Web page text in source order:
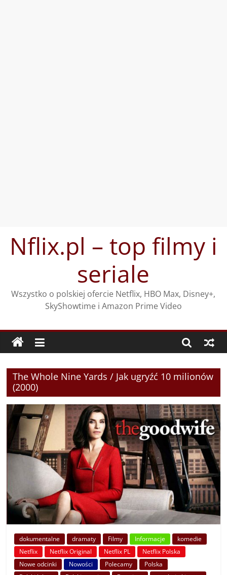
treściNflix.pl – top filmy i
seriale
Wszystko o polskiej ofercie Netflix, HBO Max, Disney+,
SkyShowtime i Amazon Prime Video
The Whole Nine Yards / Jak ugryźć 10 milionów
(2000)
dokumentalne dramaty Filmy Informacje
komedie
Netflix
Netflix Original Netflix PL
Netflix Polska
Nowe odcinki
Nowości Polecamy
Polska